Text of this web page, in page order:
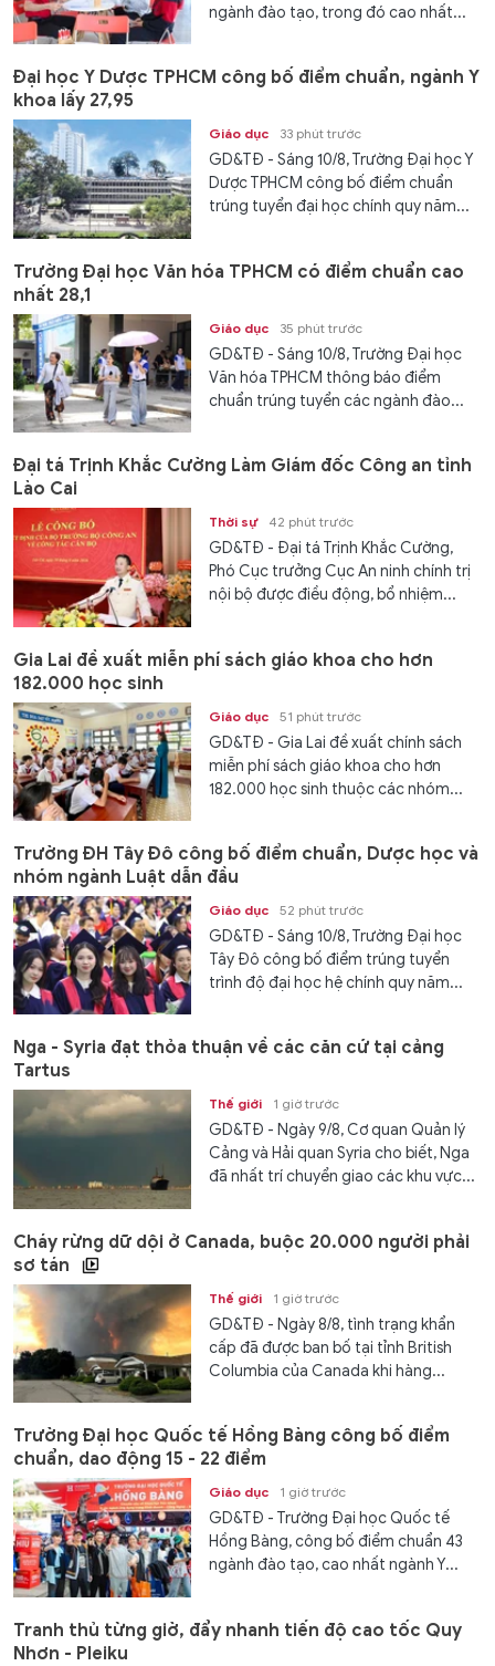
ngành đào tạo, trong đó cao nhất...
Đại học Y Dược TPHCM công bố điểm chuẩn, ngành Y
khoa lấy 27,95
Giáo dục 33 phút trước
GD&TĐ - Sáng 10/8, Trường Đại học Y
Dược TPHCM công bố điểm chuẩn
trúng tuyển đại học chính quy năm...
Trường Đại học Văn hóa TPHCM có điểm chuẩn cao
nhất 28,1
Giáo dục 35 phút trước
GD&TĐ - Sáng 10/8, Trường Đại học
Văn hóa TPHCM thông báo điểm
chuẩn trúng tuyển các ngành đào...
Đại tá Trịnh Khắc Cường Làm Giám đốc Công an tỉnh
Lào Cai
Thời sự 42 phút trước
GD&TĐ - Đại tá Trịnh Khắc Cường,
Phó Cục trưởng Cục An ninh chính trị
nội bộ được điều động, bổ nhiệm...
Gia Lai đề xuất miễn phí sách giáo khoa cho hơn
182.000 học sinh
Giáo dục 51 phút trước
GD&TĐ - Gia Lai đề xuất chính sách
miễn phí sách giáo khoa cho hơn
182.000 học sinh thuộc các nhóm...
Trường ĐH Tây Đô công bố điểm chuẩn, Dược học và
nhóm ngành Luật dẫn đầu
Giáo dục 52 phút trước
GD&TĐ - Sáng 10/8, Trường Đại học
Tây Đô công bố điểm trúng tuyển
trình độ đại học hệ chính quy năm...
Nga - Syria đạt thỏa thuận về các căn cứ tại cảng
Tartus
Thế giới 1 giờ trước
GD&TĐ - Ngày 9/8, Cơ quan Quản lý
Cảng và Hải quan Syria cho biết, Nga
đã nhất trí chuyển giao các khu vực...
Cháy rừng dữ dội ở Canada, buộc 20.000 người phải
sơ tán
Thế giới 1 giờ trước
GD&TĐ - Ngày 8/8, tình trạng khẩn
cấp đã được ban bố tại tỉnh British
Columbia của Canada khi hàng...
Trường Đại học Quốc tế Hồng Bàng công bố điểm
chuẩn, dao động 15 - 22 điểm
Giáo dục 1 giờ trước
GD&TĐ - Trường Đại học Quốc tế
Hồng Bàng, công bố điểm chuẩn 43
ngành đào tạo, cao nhất ngành Y...
Tranh thủ từng giờ, đẩy nhanh tiến độ cao tốc Quy
Nhơn - Pleiku